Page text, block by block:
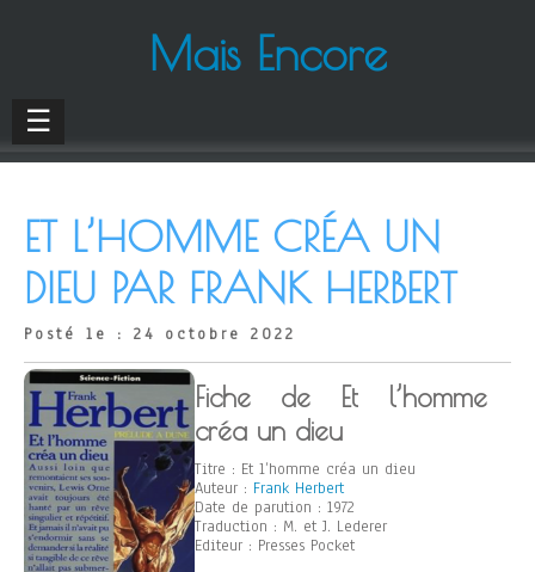
Mais Encore
☰
ET L’HOMME CRÉA UN
DIEU PAR FRANK HERBERT
Posté le : 24 octobre 2022
Fiche de Et l’homme
créa un dieu
Titre : Et l’homme créa un dieu
Auteur : Frank Herbert
Date de parution : 1972
Traduction : M. et J. Lederer
Editeur : Presses Pocket